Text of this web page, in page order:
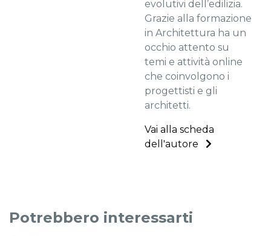
evolutivi dell’edilizia.
Grazie alla formazione
in Architettura ha un
occhio attento su
temi e attività online
che coinvolgono i
progettisti e gli
architetti.
Vai alla scheda
dell'autore
Potrebbero interessarti